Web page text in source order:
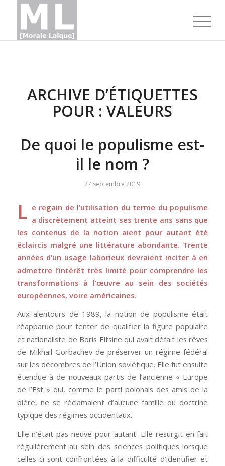
ARCHIVE D’ÉTIQUETTES
POUR :VALEURS
De quoi le populisme est-
il le nom ?
27 septembre 2019
L e regain de l’utilisation du terme du populisme
a discrètement atteint ses trente ans sans que
les contenus de la notion aient pour autant été
éclaircis malgré une littérature abondante. Trente
années d’un usage laborieux devraient inciter à en
admettre l’intérêt très limité pour comprendre les
transformations à l’œuvre au sein des sociétés
européennes, voire américaines.
Aux alentours de 1989, la notion de populisme était
réapparue pour tenter de qualifier la figure populaire
et nationaliste de Boris Eltsine qui avait défait les rêves
de Mikhail Gorbachev de préserver un régime fédéral
sur les décombres de l’Union soviétique. Elle fut ensuite
étendue à de nouveaux partis de l’ancienne « Europe
de l’Est » qui, comme le parti polonais des amis de la
bière, ne se réclamaient d’aucune famille ou doctrine
typique des régimes occidentaux.
Elle n’était pas neuve pour autant. Elle resurgit en fait
régulièrement au sein des sciences politiques lorsque
celles-ci sont confrontées à la difficulté d’identifier et